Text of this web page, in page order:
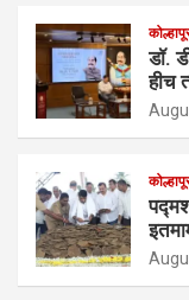
डॉ.
हीच